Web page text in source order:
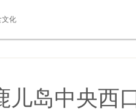
文化
儿岛中央西